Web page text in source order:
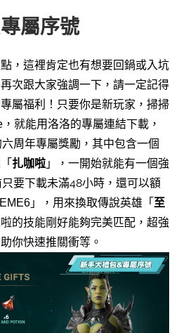
屬序號
， 這裡肯定也有想要回鍋或入坑
次跟大家強調一下， 請一定記得
屬福利！ 只要你是新玩家， 掃掃
就能用洛洛的專屬連結下載，
周年專屬獎勵， 其中包含一個
扎咖啦 」， 一開始就能有一個強
只要下載未滿48小時， 還可以額
」， 用來換取傳說英雄 「 至
的技能剛好能夠完美匹配， 超強
你快速推關衝等。